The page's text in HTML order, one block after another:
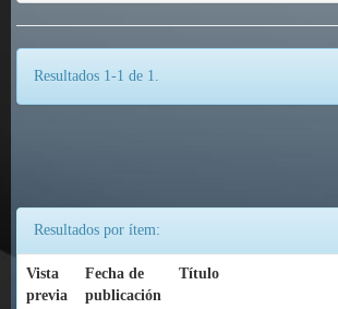
Resultados 1-1 de 1.
Resultados por ítem:
Vista
previa
Fecha de
publicación
Título